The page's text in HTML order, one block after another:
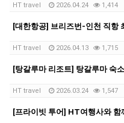
HT travel 2026.04.24 1,414
[대한항공] 브리즈번-인천 직항
HT travel 2026.04.13 1,715
HT travel 2026.03.24 1,547